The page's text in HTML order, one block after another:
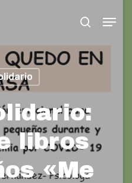
search
Menu
libros
«Me